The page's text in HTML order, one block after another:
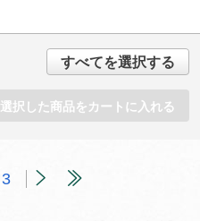
すべてを選択する
選択した商品をカートに入れる
3